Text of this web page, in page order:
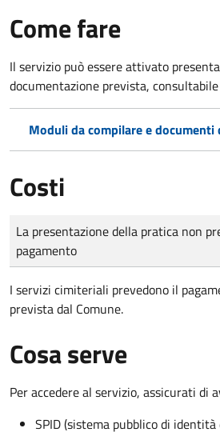
Come fare
Il servizio può essere attivato
documentazione prevista,
Moduli da compilare e documenti
Costi
Tipo di pagamento
Importo
La presentazione della pratica non
pagamento
I servizi cimiteriali prevedono il
prevista dal Comune.
Cosa serve
Per accedere al servizio, assicurati di
SPID (sistema pubblico di